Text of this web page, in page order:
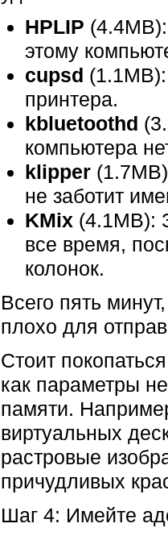
HPLIP
этому
cupsd
принтера.
kbluetoothd
компьютера
klipper
не заботит
KMix (4.1MB):
все время,
колонок.
Всего пять
плохо для
Стоит
как параметры
памяти.
виртуальных
растровые
причудливых
Шаг 4: Имейте